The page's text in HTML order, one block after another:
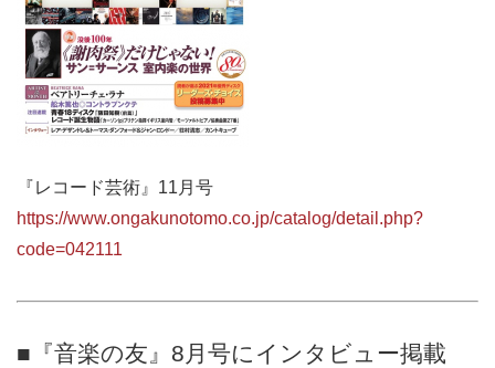
『レコード芸術』11月号
https://www.ongakunotomo.co.jp/catalog/detail.php?
code=042111
■『音楽の友』8月号にインタビュー掲載